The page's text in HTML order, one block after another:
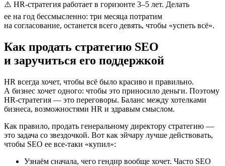
⚠️ HR‑стратегия работает в горизонте 3–5 лет. Делать
ее на год бессмысленно: три месяца потратим
на согласование, останется всего девять, чтобы «успеть всё».
Как продать стратегию SEO
и заручиться его поддержкой
HR всегда хочет, чтобы всё было красиво и правильно.
А бизнес хочет одного: чтобы это приносило деньги. Поэтому
HR‑стратегия — это переговоры. Баланс между хотелками
бизнеса, возможностями HR и здравым смыслом.
Как правило, продать генеральному директору стратегию —
это задача со звездочкой. Вот как эйчару лучше действовать,
чтобы SEO ее все‑таки «купил»:
Узнаём сначала, чего гендир вообще хочет. Часто SEO